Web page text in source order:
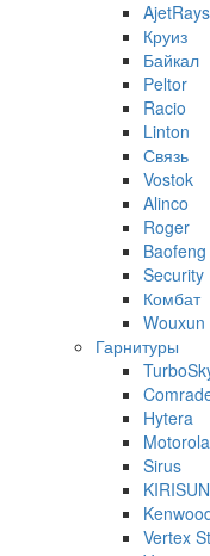
AjetRays
Круиз
Байкал
Peltor
Racio
Linton
Связь
Vostok
Alinco
Roger
Baofeng
Security
Комбат
Wouxun
Гарнитуры
Hytera
Motorola
Sirus
KIRISUN
Vertex